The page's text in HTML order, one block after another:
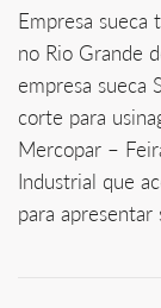
Empresa sueca
no Rio Grande
empresa sueca
corte para
Mercopar –
Industrial que
para apresentar